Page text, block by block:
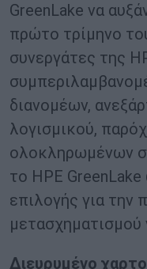
GreenLake να
πρώτο τρίμηνο
συνεργάτες της
διανομέων,
λογισμικού,
ολοκληρωμένων
το HPE
επιλογής για την
μετασχηματισμού
Διευρυμένο